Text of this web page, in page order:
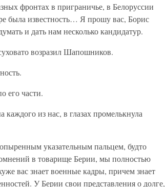
фронтах в приграничье, в Белоруссии
была известность… Я прошу вас, Борис
и дать нам несколько кандидатур.
возразил Шапошников.
его части.
из нас, в глазах промелькнула
указательным пальцем, будто
в товарище Берии, мы полностью
вас знает военные кадры, причем знает
У Берии свои представления о долге,